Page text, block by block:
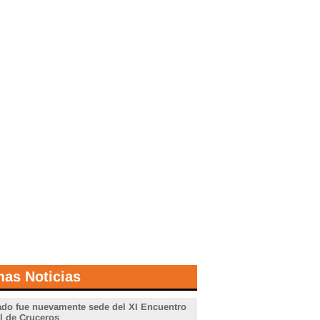
Noticias
fue nuevamente sede del XI Encuentro
de Cruceros